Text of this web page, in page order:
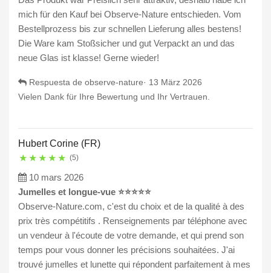
mich für den Kauf bei Observe-Nature entschieden. Vom
Bestellprozess bis zur schnellen Lieferung alles bestens!
Die Ware kam Stoßsicher und gut Verpackt an und das
neue Glas ist klasse! Gerne wieder!
Respuesta de observe-nature· 13 März 2026
Vielen Dank für Ihre Bewertung und Ihr Vertrauen.
Hubert Corine (FR)
★ ★ ★ ★ ★ (5)
10 mars 2026
Jumelles et longue-vue ⭐️⭐️⭐️⭐️⭐️
Observe-Nature.com, c'est du choix et de la qualité à des
prix très compétitifs . Renseignements par téléphone avec
un vendeur à l'écoute de votre demande, et qui prend son
temps pour vous donner les précisions souhaitées. J'ai
trouvé jumelles et lunette qui répondent parfaitement à mes